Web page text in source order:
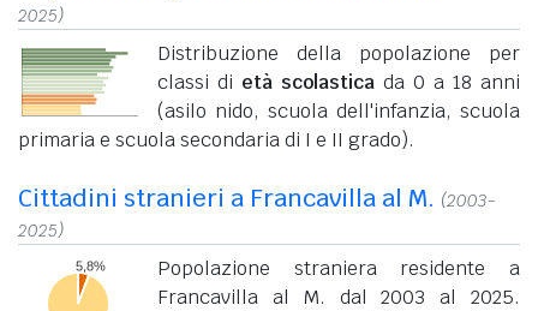
2025)
Distribuzione della popolazione per
classi di età scolastica da 0 a 18 anni
(asilo nido, scuola dell'infanzia, scuola
primaria e scuola secondaria di I e II grado).
Cittadini stranieri a Francavilla al M. (2003-
2025)
Popolazione straniera residente a
Francavilla al M. dal 2003 al 2025.